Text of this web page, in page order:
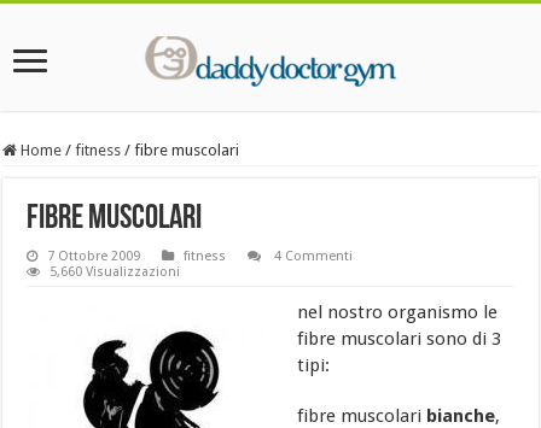
Home / fitness / fibre muscolari
fibre muscolari
7 Ottobre 2009 fitness
4 Commenti
5,660 Visualizzazioni
nel nostro organismo le
fibre muscolari sono di 3
tipi:
fibre muscolari bianche,